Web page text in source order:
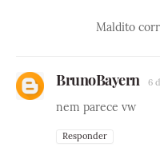
Maldito
BrunoBayern 6
nem parece vw
Responder